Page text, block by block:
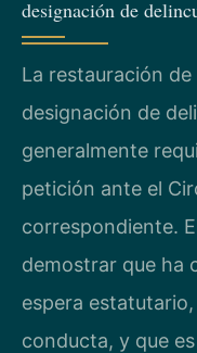
designación de
La restauración
designación de
generalmente
petición ante el
correspondiente.
demostrar que ha
espera
conducta, y que